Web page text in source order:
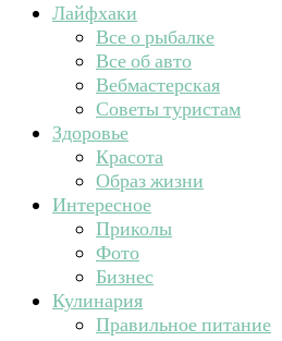
Лайфхаки
Все о рыбалке
Все об авто
Вебмастерская
Советы туристам
Здоровье
Красота
Образ жизни
Интересное
Приколы
Фото
Бизнес
Кулинария
Правильное питание